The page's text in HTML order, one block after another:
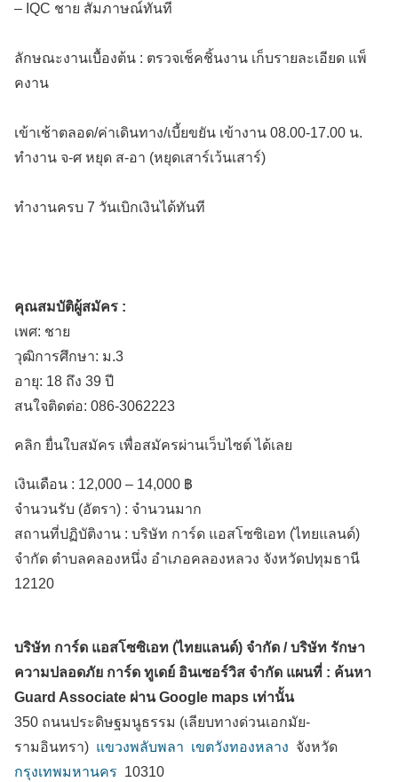
– IQC ชาย สัมภาษณ์ทันที
ลักษณะงานเบื้องต้น : ตรวจเช็คชิ้นงาน เก็บรายละเอียด แพ็
คงาน
เข้าเช้าตลอด/ค่าเดินทาง/เบี้ยขยัน เข้างาน 08.00-17.00 น.
ทำงาน จ-ศ หยุด ส-อา (หยุดเสาร์เว้นเสาร์)
ทำงานครบ 7 วันเบิกเงินได้ทันที
คุณสมบัติผู้สมัคร :
เพศ: ชาย
วุฒิการศึกษา: ม.3
อายุ: 18 ถึง 39 ปี
สนใจติดต่อ: 086-3062223
คลิก ยื่นใบสมัคร เพื่อสมัครผ่านเว็บไซต์ ได้เลย
เงินเดือน : 12,000 – 14,000 ฿
จำนวนรับ (อัตรา) : จำนวนมาก
สถานที่ปฏิบัติงาน : บริษัท การ์ด แอสโซซิเอท (ไทยแลนด์)
จำกัด ตำบลคลองหนึ่ง อำเภอคลองหลวง จังหวัดปทุมธานี
12120
บริษัท การ์ด แอสโซซิเอท (ไทยแลนด์) จำกัด / บริษัท รักษา
ความปลอดภัย การ์ด ทูเดย์ อินเซอร์วิส จำกัด แผนที่ : ค้นหา
Guard Associate ผ่าน Google maps เท่านั้น
350 ถนนประดิษฐมนูธรรม (เลียบทางด่วนเอกมัย-
รามอินทรา) แขวงพลับพลา เขตวังทองหลาง จังหวัด
กรุงเทพมหานคร 10310